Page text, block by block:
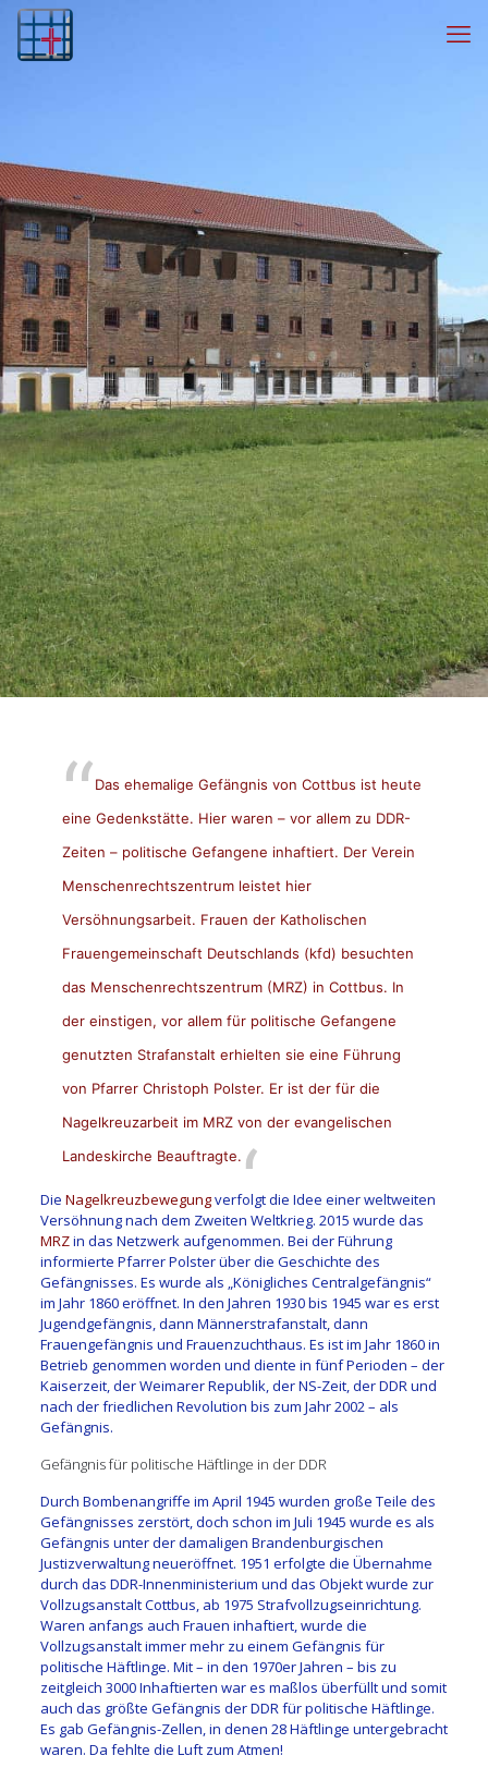
Das ehemalige Gefängnis von Cottbus ist heute
eine Gedenkstätte. Hier waren – vor allem zu DDR-
Zeiten – politische Gefangene inhaftiert. Der Verein
Menschenrechtszentrum leistet hier
Versöhnungsarbeit. Frauen der Katholischen
Frauengemeinschaft Deutschlands (kfd) besuchten
das Menschenrechtszentrum(MRZ) in Cottbus. In
der einstigen, vor allem für politische Gefangene
genutzten Strafanstalt erhielten sie eine Führung
von Pfarrer Christoph Polster. Er ist der für die
Nagelkreuzarbeit im MRZ von der evangelischen
Landeskirche Beauftragte.
Die Nagelkreuzbewegungverfolgt die Idee einer weltweiten
Versöhnung nach dem Zweiten Weltkrieg. 2015 wurde das
MRZin das Netzwerk aufgenommen. Bei der Führung
informierte Pfarrer Polster über die Geschichte des
Gefängnisses. Es wurde als „Königliches Centralgefängnis“
im Jahr 1860 eröffnet. In den Jahren 1930 bis 1945 war es erst
Jugendgefängnis, dann Männerstrafanstalt, dann
Frauengefängnis und Frauenzuchthaus. Es ist im Jahr 1860 in
Betrieb genommen worden und diente in fünf Perioden – der
Kaiserzeit, der Weimarer Republik, der NS-Zeit, der DDR und
nach der friedlichen Revolution bis zum Jahr 2002 – als
Gefängnis.
Gefängnis für politische Häftlinge in der DDR
Durch Bombenangriffe im April 1945 wurden große Teile des
Gefängnisses zerstört, doch schon im Juli 1945 wurde es als
Gefängnis unter der damaligen Brandenburgischen
Justizverwaltung neueröffnet. 1951 erfolgte die Übernahme
durch das DDR-Innenministerium und das Objekt wurde zur
Vollzugsanstalt Cottbus, ab 1975 Strafvollzugseinrichtung.
Waren anfangs auch Frauen inhaftiert, wurde die
Vollzugsanstalt immer mehr zu einem Gefängnis für
politische Häftlinge. Mit – in den 1970er Jahren – bis zu
zeitgleich 3000 Inhaftierten war es maßlos überfüllt und somit
auch das größte Gefängnis der DDR für politische Häftlinge.
Es gab Gefängnis-Zellen, in denen 28 Häftlinge untergebracht
waren. Da fehlte die Luft zum Atmen!